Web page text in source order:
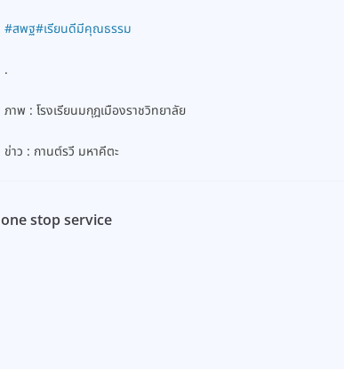
#สพฐ#เรียนดีมีคุณธรรม
.
ภาพ : โรงเรียนมกุฎเมืองราชวิทยาลัย
ข่าว : กานต์รวี มหาคีตะ
one stop service